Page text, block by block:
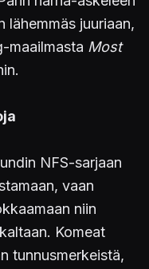
lähemmäs juuriaan,
maailmasta Most
NFS-sarjaan
vaan
niin
Komeat
tunnusmerkeistä,